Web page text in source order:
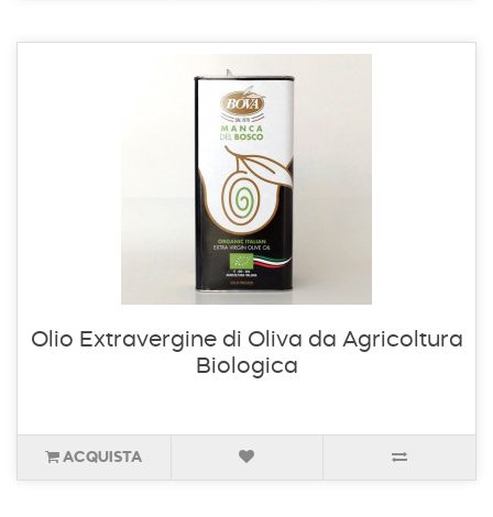
Olio Extravergine di Oliva da Agricoltura
Biologica
ACQUISTA